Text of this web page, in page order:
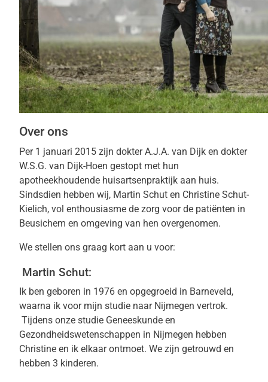
Over ons
Per 1 januari 2015 zijn dokter A.J.A. van Dijk en dokter
W.S.G. van Dijk-Hoen gestopt met hun
apotheekhoudende huisartsenpraktijk aan huis.
Sindsdien hebben wij, Martin Schut en Christine Schut-
Kielich, vol enthousiasme de zorg voor de patiënten in
Beusichem en omgeving van hen overgenomen.
We stellen ons graag kort aan u voor:
Martin Schut:
Ik ben geboren in 1976 en opgegroeid in Barneveld,
waarna ik voor mijn studie naar Nijmegen vertrok.
Tijdens onze studie Geneeskunde en
Gezondheidswetenschappen in Nijmegen hebben
Christine en ik elkaar ontmoet. We zijn getrouwd en
hebben 3 kinderen.